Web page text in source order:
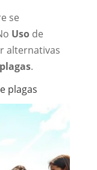
se
Usode
alternativas
plagas.
plagas